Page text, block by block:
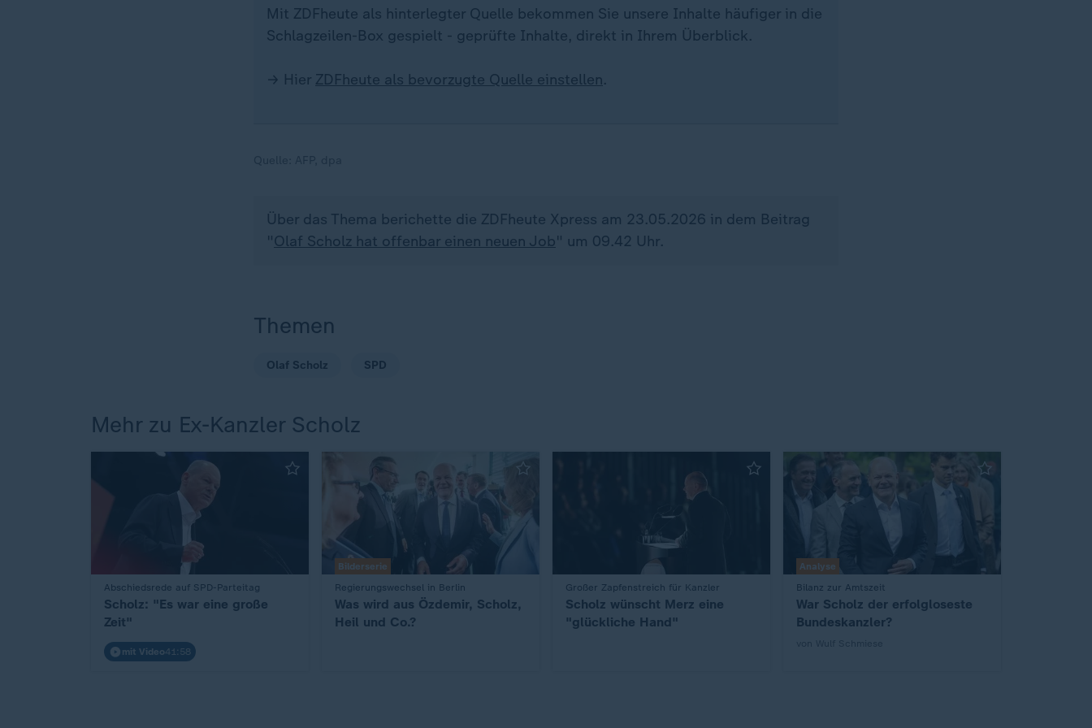
Mit ZDFheute als hinterlegter Quelle bekommen Sie unsere Inhalte häufiger in die
Schlagzeilen-Box gespielt - geprüfte Inhalte, direkt in Ihrem Überblick.
→ Hier ZDFheute als bevorzugte Quelle einstellen.
Über das Thema berichette die ZDFheute Xpress am 23.05.2026 in dem Beitrag
"Olaf Scholz hat offenbar einen neuen Job" um 09.42 Uhr.
Themen
Olaf Scholz SPD
Mehr zu Ex-Kanzler Scholz
Abschiedsrede auf SPD-Parteitag
:
Scholz: "Es war eine große
Zeit"
mit Video41:58
Bilderserie
Regierungswechsel in Berlin
:
Was wird aus Özdemir, Scholz,
Heil und Co.?
Großer Zapfenstreich für Kanzler
:
Scholz wünscht Merz eine
"glückliche Hand"
Analyse
Bilanz zur Amtszeit
:
War Scholz der erfolgloseste
Bundeskanzler?